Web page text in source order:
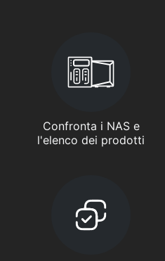
Confronta i NAS e
l'elenco dei prodotti